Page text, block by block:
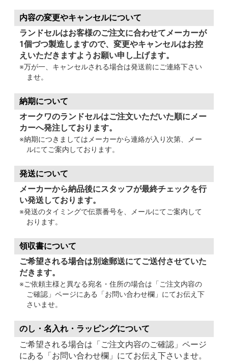
内容の変更やキャンセルについて
ランドセルはお客様のご注文に合わせてメーカーが
1個づつ製造しますので、変更やキャンセルはお控
えいただきますようお願い申し上げます。
※万が一、キャンセルされる場合は発送前にご連絡下さい
ませ。
納期について
オークワのランドセルはご注文いただいた順にメー
カーへ発注しております。
※納期につきましてはメーカーから連絡が入り次第、メー
ルにてご案内しております。
発送について
メーカーから納品後にスタッフが最終チェックを行
い発送しております。
※発送のタイミングで伝票番号を、メールにてご案内して
おります。
領収書について
ご希望される場合は別途郵送にてご送付させていた
だきます。
※ご依頼主様と異なる宛名・住所の場合は「ご注文内容の
ご確認」ページにある「お問い合わせ欄」にてお伝え下
さいませ。
のし・名入れ・ラッピングについて
ご希望される場合は「ご注文内容のご確認」ページ
にある「お問い合わせ欄」にてお伝え下さいませ。